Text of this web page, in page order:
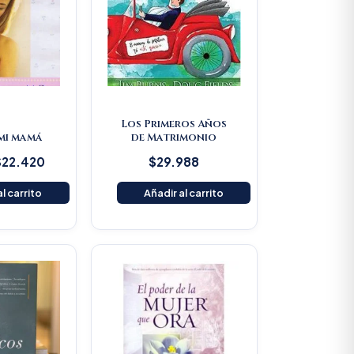
mamá
22.420
carrito
Los Primeros Años
de Matrimonio
$29.988
Añadir al carrito
price
was:
$80.500.
Current